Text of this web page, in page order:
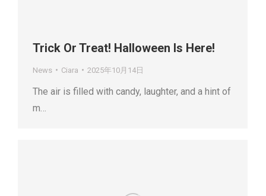
Trick Or Treat! Halloween Is Here!
News Ciara 2025年10月14日
The air is filled with candy, laughter, and a hint of
m…